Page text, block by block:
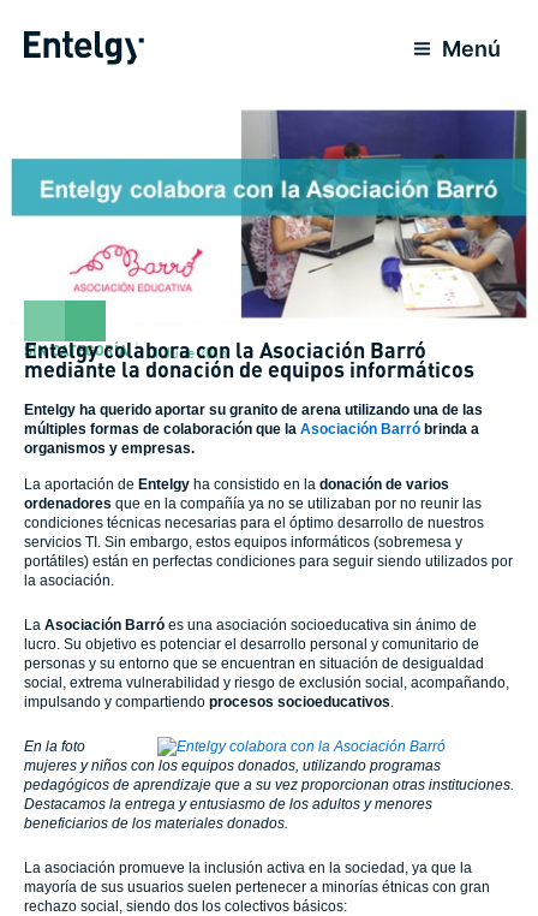
Menú
SIN CATEGORÍA 11 June 2015
Entelgy colabora con la Asociación Barró
mediante la donación de equipos informáticos
Entelgy ha querido aportar su granito de arena utilizando una de las
múltiples formas de colaboración que la Asociación Barró brinda a
organismos y empresas.
La aportación de Entelgy ha consistido en la donación de varios
ordenadores que en la compañía ya no se utilizaban por no reunir las
condiciones técnicas necesarias para el óptimo desarrollo de nuestros
servicios TI. Sin embargo, estos equipos informáticos (sobremesa y
portátiles) están en perfectas condiciones para seguir siendo utilizados por
la asociación.
La Asociación Barró es una asociación socioeducativa sin ánimo de
lucro. Su objetivo es potenciar el desarrollo personal y comunitario de
personas y su entorno que se encuentran en situación de desigualdad
social, extrema vulnerabilidad y riesgo de exclusión social, acompañando,
impulsando y compartiendo procesos socioeducativos
En la foto
mujeres y niños con los equipos donados, utilizando programas
pedagógicos de aprendizaje que a su vez proporcionan otras instituciones.
Destacamos la entrega y entusiasmo de los adultos y menores
beneficiarios de los materiales donados.
La asociación promueve la inclusión activa en la sociedad, ya que la
mayoría de sus usuarios suelen pertenecer a minorías étnicas con gran
rechazo social, siendo dos los colectivos básicos: